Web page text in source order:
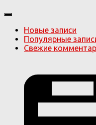
Новые записи
Популярные
Свежие